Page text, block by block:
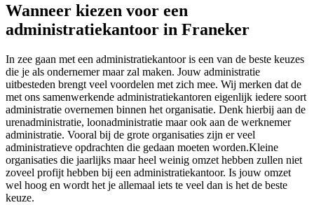
Wanneer kiezen voor een
administratiekantoor in Franeker
In zee gaan met een administratiekantoor is een van de beste keuzes
die je als ondernemer maar zal maken. Jouw administratie
uitbesteden brengt veel voordelen met zich mee. Wij merken dat de
met ons samenwerkende administratiekantoren eigenlijk iedere soort
administratie overnemen binnen het organisatie. Denk hierbij aan de
urenadministratie, loonadministratie maar ook aan de werknemer
administratie. Vooral bij de grote organisaties zijn er veel
administratieve opdrachten die gedaan moeten worden.Kleine
organisaties die jaarlijks maar heel weinig omzet hebben zullen niet
zoveel profijt hebben bij een administratiekantoor. Is jouw omzet
wel hoog en wordt het je allemaal iets te veel dan is het de beste
keuze.